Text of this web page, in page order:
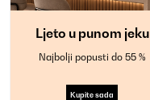
Ljeto u punom jeku
Najbolji popusti do 55 %
Kupite sada